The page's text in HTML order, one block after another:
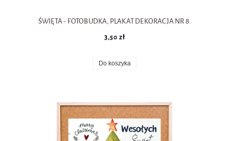
ŚWIĘTA - FOTOBUDKA, PLAKAT DEKORACJA NR 8.
3,50 zł
Do koszyka